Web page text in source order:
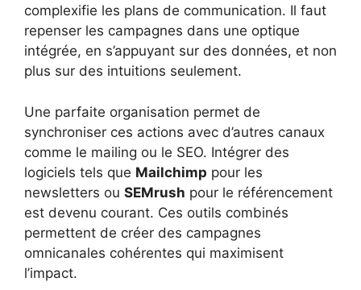
complexifie les plans de communication. Il faut
repenser les campagnes dans une optique
intégrée, en s’appuyant sur des données, et non
plus sur des intuitions seulement.
Une parfaite organisation permet de
synchroniser ces actions avec d’autres canaux
comme le mailing ou le SEO. Intégrer des
logiciels tels que Mailchimp pour les
newsletters ou SEMrush pour le référencement
est devenu courant. Ces outils combinés
permettent de créer des campagnes
omnicanales cohérentes qui maximisent
l’impact.